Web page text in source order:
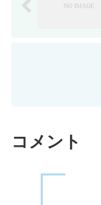
コメント